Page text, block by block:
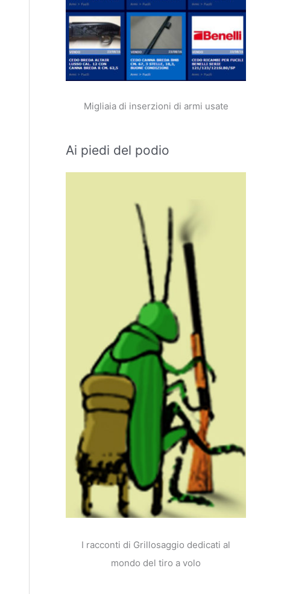
Migliaia di inserzioni di armi usate
Ai piedi del podio
I racconti di Grillosaggio dedicati al
mondo del tiro a volo